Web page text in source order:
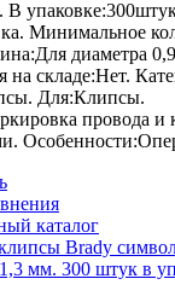
Минимальное
диаметра
на складе:Нет.
Для:Клипсы.
провода и
каталог